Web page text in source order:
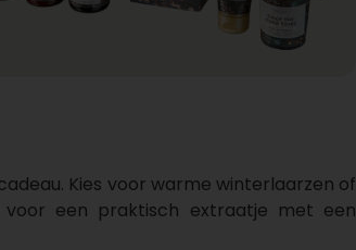
Kies voor warme winterlaarzen of
een praktisch extraatje met een